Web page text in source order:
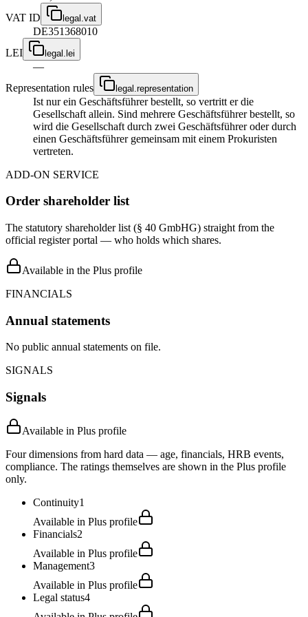
VAT ID
legal.vat
DE351368010
LEI
legal.lei
—
Representation rules
legal.representation
Ist nur ein Geschäftsführer bestellt, so vertritt er die
Gesellschaft allein. Sind mehrere Geschäftsführer bestellt, so
wird die Gesellschaft durch zwei Geschäftsführer oder durch
einen Geschäftsführer gemeinsam mit einem Prokuristen
vertreten.
ADD-ON SERVICE
Order shareholder list
The statutory shareholder list (§ 40 GmbHG) straight from the
official register portal — who holds which shares.
Available in the Plus profile
FINANCIALS
Annual statements
No public annual statements on file.
SIGNALS
Signals
Available in Plus profile
Four dimensions from hard data — age, financials, HRB events,
compliance. The ratings themselves are shown in the Plus profile
only.
Continuity1
Available in Plus profile
Financials2
Available in Plus profile
Management3
Available in Plus profile
Legal status4